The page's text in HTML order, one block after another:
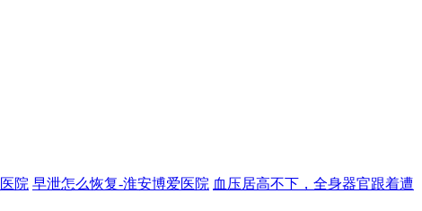
院 早泄怎么恢复-淮安博爱医院 血压居高不下，全身器官跟着遭